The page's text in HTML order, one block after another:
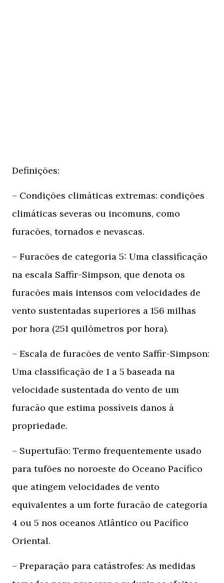
Definições:
– Condições climáticas extremas: condições
climáticas severas ou incomuns, como
furacões, tornados e nevascas.
– Furacões de categoria 5: Uma classificação
na escala Saffir-Simpson, que denota os
furacões mais intensos com velocidades de
vento sustentadas superiores a 156 milhas
por hora (251 quilómetros por hora).
– Escala de furacões de vento Saffir-Simpson:
Uma classificação de 1 a 5 baseada na
velocidade sustentada do vento de um
furacão que estima possíveis danos à
propriedade.
– Supertufão: Termo frequentemente usado
para tufões no noroeste do Oceano Pacífico
que atingem velocidades de vento
equivalentes a um forte furacão de categoria
4 ou 5 nos oceanos Atlântico ou Pacífico
Oriental.
– Preparação para catástrofes: As medidas